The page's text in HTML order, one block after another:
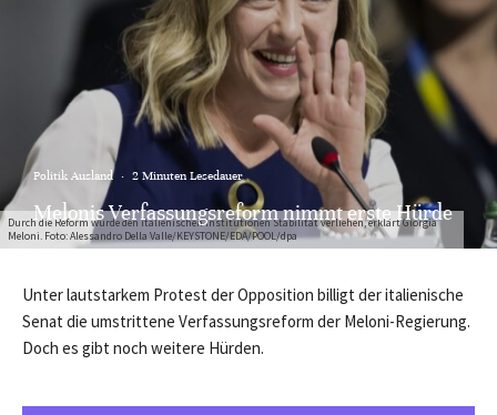
Durch die Reform würde den italienischen Institutionen Stabilität verliehen, erklärt Giorgia
Meloni. Foto: Alessandro Della Valle/KEYSTONE/EDA/POOL/dpa
Politik Ausland · 2 Minuten Lesedauer
Melonis Verfassungsreform nimmt erste Hürde
Unter lautstarkem Protest der Opposition billigt der italienische
Senat die umstrittene Verfassungsreform der Meloni-Regierung.
Doch es gibt noch weitere Hürden.